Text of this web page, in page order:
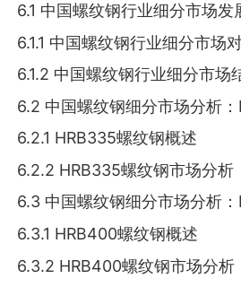
6.1 中国螺纹钢行业细分市场发
6.1.1 中国螺纹钢行业细分市场
6.1.2 中国螺纹钢行业细分市场
6.2 中国螺纹钢细分市场分析
6.2.1 HRB335螺纹钢概述
6.2.2 HRB335螺纹钢市场分析
6.3 中国螺纹钢细分市场分析
6.3.1 HRB400螺纹钢概述
6.3.2 HRB400螺纹钢市场分析